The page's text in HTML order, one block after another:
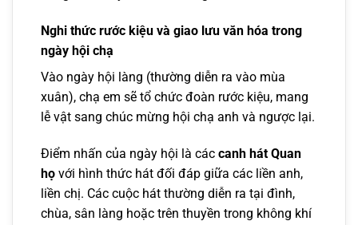
Nghi thức rước kiệu và giao lưu văn hóa trong
ngày hội chạ
Vào ngày hội làng (thường diễn ra vào mùa
xuân), chạ em sẽ tổ chức đoàn rước kiệu, mang
lễ vật sang chúc mừng hội chạ anh và ngược lại.
Điểm nhấn của ngày hội là các canh hát Quan
họ với hình thức hát đối đáp giữa các liền anh,
liền chị. Các cuộc hát thường diễn ra tại đình,
chùa, sân làng hoặc trên thuyền trong không khí